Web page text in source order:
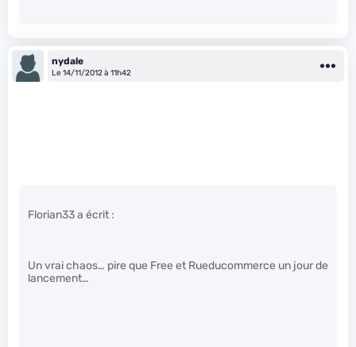
nydale
Le 14/11/2012 à 11h42
Florian33 a écrit :
Un vrai chaos… pire que Free et Rueducommerce un jour de
lancement…